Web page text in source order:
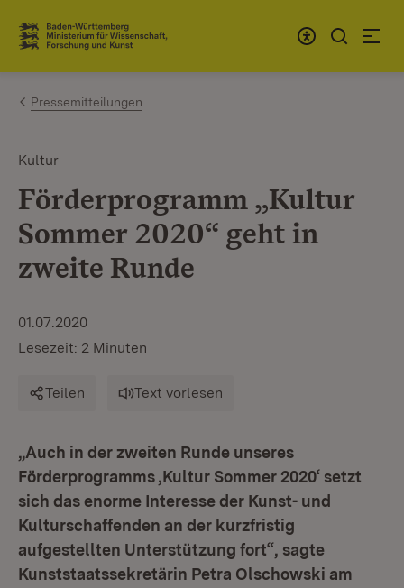
Zum Inhalt springen
Link zur Startseite
Pressemitteilungen
Kultur
Förderprogramm „Kultur
Sommer 2020“ geht in
zweite Runde
01.07.2020
Lesezeit: 2 Minuten
Teilen Text vorlesen
„Auch in der zweiten Runde unseres
Förderprogramms ‚Kultur Sommer 2020‘ setzt
sich das enorme Interesse der Kunst- und
Kulturschaffenden an der kurzfristig
aufgestellten Unterstützung fort“, sagte
Kunststaatssekretärin Petra Olschowski am